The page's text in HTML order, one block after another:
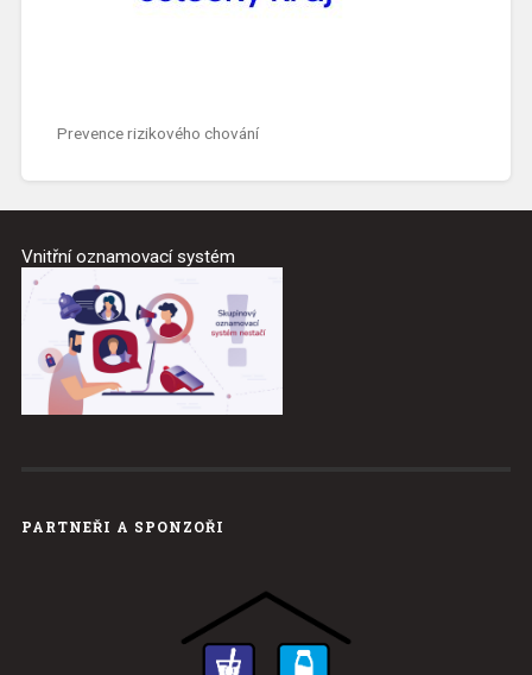
Prevence rizikového chování
Vnitřní oznamovací systém
PARTNEŘI A SPONZOŘI